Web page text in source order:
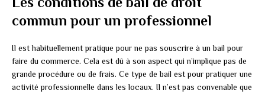
commun pour un professionnel
Il est habituellement pratique pour ne pas souscrire à un bail pour
faire du commerce. Cela est dû à son aspect qui n’implique pas de
grande procédure ou de frais. Ce type de bail est pour pratiquer une
activité professionnelle dans les locaux. Il n’est pas convenable que